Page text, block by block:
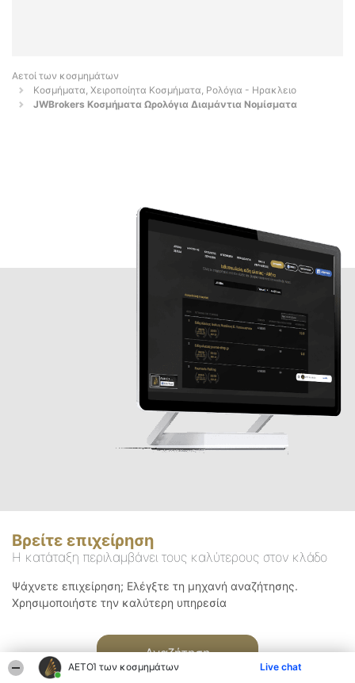
ΑΕΤΟΊ των κοσμημάτων Live chat
Αετοί των κοσμημάτων
Κοσμήματα, Χειροποίητα Κοσμήματα, Ρολόγια - Ηρακλειο
JWBrokers Κοσμήματα Ωρολόγια Διαμάντια Νομίσματα
Βρείτε επιχείρηση
Η κατάταξη περιλαμβάνει τους καλύτερους στον κλάδο
Ψάχνετε επιχείρηση; Ελέγξτε τη μηχανή αναζήτησης.
Χρησιμοποιήστε την καλύτερη υπηρεσία
Αναζήτηση